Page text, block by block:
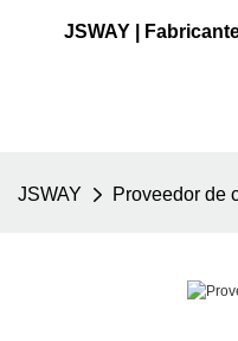
JSWAY |
JSWAY Proveedor de